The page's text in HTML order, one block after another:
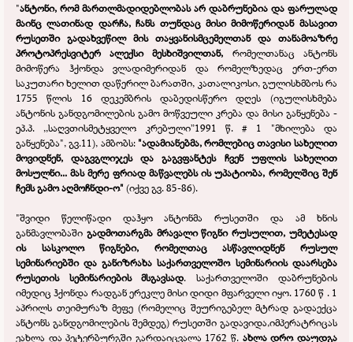
"ანტონი, რომ მართლმადიდებლობას არ დაბრუნებია და ფარულად
მაინც ლათინად დარჩა, ჩანს თუნდაც მისი მიმოწერიდან მასავით
რუსეთში გადახვეწილ მის თაყვანისმცემელთან და თანამოაზრე
პროტოპრესვიტერ ალექსი მესხიშვილთან, რომელთანაც ანტონს
მიმოწერა ჰქონდა ვლადიმერიდან და რომელზედაც ერთ-ერთ
საკუთარი ხელით დაწერილ ბარათში, კათალიკოსი, გულისხმბოს რა
1755 წლის 16 დეკემბრის დაბედისწერო დღეს (იგულისხმება
ანტონის განდგომილების გამო მოწვეული კრება და მისი განყენება -
ეპ.პ. ,,საღვთისმეტყველო კრებული”1991 წ. # 1 "მხილება და
განყენება", გვ.11), ამბობს: "ადამიანებმა, რომლებიც თავისი სახელით
მოვიდნენ, დაგვგლიჯეს და გაგვფანტეს ჩვენ უფლის სახელით
მოსულნი... მას მერე ფრიად მაწვალებს ის უპატიობა, რომელშიც შენ
ჩემს გამო აღმოჩნდი-ო" (იქვე გვ. 85-86).
"შვიდი წელიწადი დაჰყო ანტონმა რუსეთში და ამ ხნის
განმავლობაში გადმოთარგმა მრავალი წიგნი რუსულით, უმეტესად
ის სასკოლო წიგნები, რომელთაც ასწავლიდნენ რუსულ
სემინარიებში და განიზრახა საქართველოშო სემინარიის დაარსება
რუსეთის სემინარიების მსგავსად. საქართველოში დაბრუნების
იმედიც ჰქონდა რადგან ერეკლე მისი დიდი მფარველი იყო. 1760 წ . 1
აპრილს თეიმურაზ მეფე (რომელიც შეურიგებელ მტრად გადაექცა
ანტონს განდგომილების შემდეგ) რუსეთში გადავიდა,იმპერატრიცას
ეახლა და პეტერბურგში გარდაიცვალა 1762 წ.ახლა დრო დაუდგა